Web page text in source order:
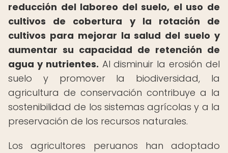
reducción del laboreo del suelo, el uso de
cultivos de cobertura y la rotación de
cultivos para mejorar la salud del suelo y
aumentar su capacidad de retención de
agua y nutrientes. Al disminuir la erosión del
suelo y promover la biodiversidad, la
agricultura de conservación contribuye a la
sostenibilidad de los sistemas agrícolas y a la
preservación de los recursos naturales.
Los agricultores peruanos han adoptado